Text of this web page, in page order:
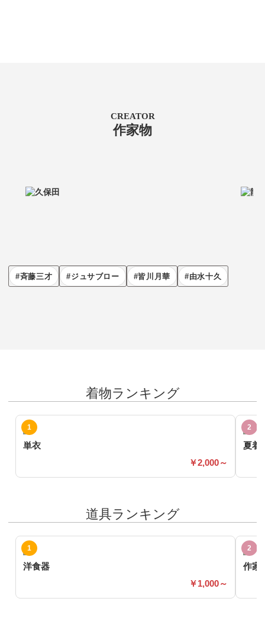
CREATOR
作家物
斉藤三才 ジュサブロー 皆川月華 由水十久
着物ランキング
単衣
2,000～
夏着
道具ランキング
洋食器
1,000～
作家